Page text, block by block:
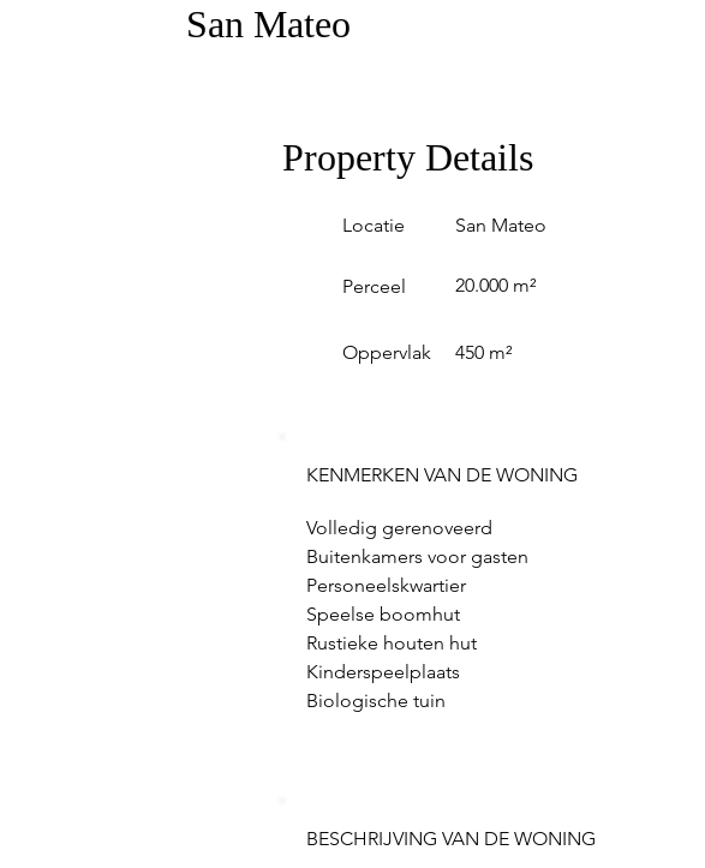
San Mateo
Property Details
Locatie
Perceel
Oppervlak
San Mateo
20.000 m²
450 m²
KENMERKEN VAN DE WONING
Volledig gerenoveerd
Buitenkamers voor gasten
Personeelskwartier
Speelse boomhut
Rustieke houten hut
Kinderspeelplaats
Biologische tuin
BESCHRIJVING VAN DE WONING